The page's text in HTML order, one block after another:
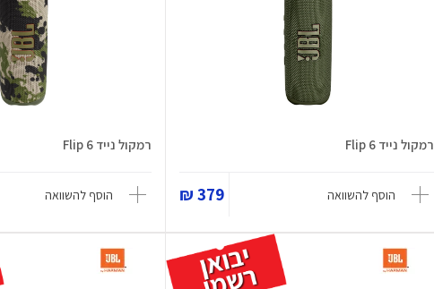
רמקול נייד Flip 6
הוסף להשוואה 379 ₪
רמקול נייד Flip 6
הוסף להשוואה